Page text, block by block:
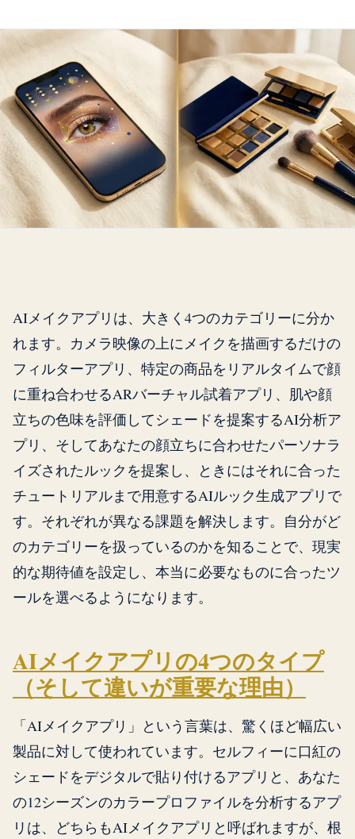
AIメイクアプリは、大きく4つのカテゴリーに分か
れます。カメラ映像の上にメイクを描画するだけの
フィルターアプリ、特定の商品をリアルタイムで顔
に重ね合わせるARバーチャル試着アプリ、肌や顔
立ちの色味を評価してシェードを提案するAI分析ア
プリ、そしてあなたの顔立ちに合わせたパーソナラ
イズされたルックを提案し、ときにはそれに合った
チュートリアルまで用意するAIルック生成アプリで
す。それぞれが異なる課題を解決します。自分がど
のカテゴリーを扱っているのかを知ることで、現実
的な期待値を設定し、本当に必要なものに合ったツ
ールを選べるようになります。
AIメイクアプリの4つのタイプ
（そして違いが重要な理由）
「AIメイクアプリ」という言葉は、驚くほど幅広い
製品に対して使われています。セルフィーに口紅の
シェードをデジタルで貼り付けるアプリと、あなた
の12シーズンのカラープロファイルを分析するアプ
リは、どちらもAIメイクアプリと呼ばれますが、根